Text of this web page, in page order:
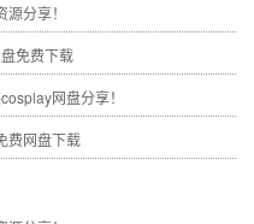
分享！
免费下载
网盘分享！
费网盘下载